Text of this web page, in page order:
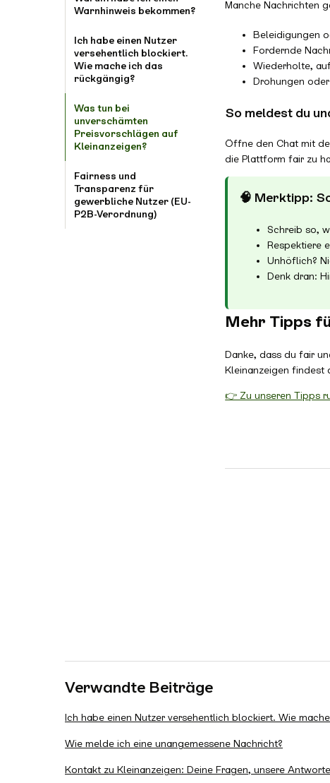
Warnhinweis bekommen?
Ich habe einen Nutzer
versehentlich blockiert.
Wie mache ich das
rückgängig?
Was tun bei
unverschämten
Preisvorschlägen auf
Kleinanzeigen?
Fairness und
Transparenz für
gewerbliche Nutzer (EU-
P2B-Verordnung)
Manche Nachrichten
Beleidigungen
Fordernde
Wiederholte,
Drohungen
So meldest du
Öffne den Chat mit
die Plattform fair zu
🧠 Merktipp:
Schreib so,
Respektiere
Unhöflich?
Denk dran:
Mehr Tipps
Danke, dass du fair
Kleinanzeigen findest
👉 Zu unseren Tipps
Verwandte Beiträge
Ich habe einen Nutzer versehentlich blockiert. Wie
Wie melde ich eine unangemessene Nachricht?
Kontakt zu Kleinanzeigen: Deine Fragen, unsere